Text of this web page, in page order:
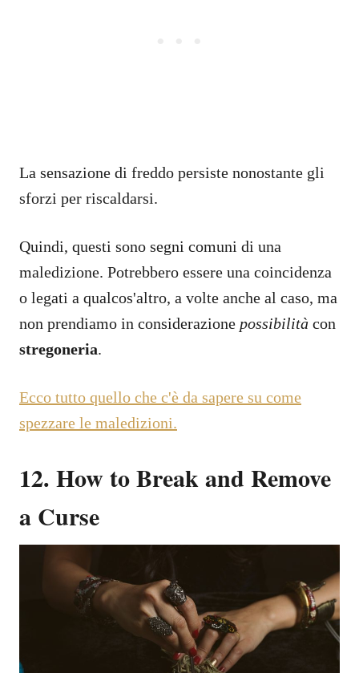
La sensazione di freddo persiste nonostante gli
sforzi per riscaldarsi.
Quindi, questi sono segni comuni di una
maledizione. Potrebbero essere una coincidenza
o legati a qualcos'altro, a volte anche al caso, ma
non prendiamo in considerazione possibilità con
stregoneria.
Ecco tutto quello che c'è da sapere su come
spezzare le maledizioni.
12. How to Break and Remove
a Curse